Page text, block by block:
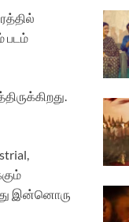
படம்
இன்னொரு